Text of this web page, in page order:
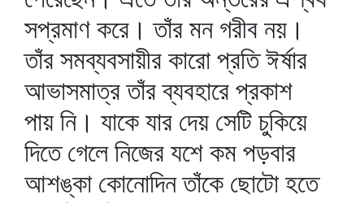
সপ্রমাণ করে। তাঁর মন গরীব নয়।
তাঁর সমব্যবসায়ীর কারো প্রতি ঈর্ষার
আভাসমাত্র তাঁর ব্যবহারে প্রকাশ
পায় নি। যাকে যার দেয় সেটি চুকিয়ে
দিতে গেলে নিজের যশে কম পড়বার
আশঙ্কা কোনোদিন তাঁকে ছোটো হতে